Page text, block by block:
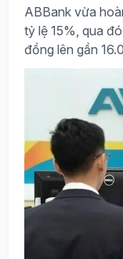
ABBank vừa
tỷ lệ 15%, qua
đồng lên gần